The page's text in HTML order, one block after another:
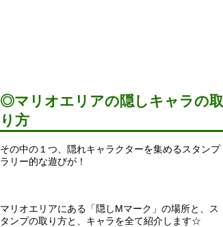
◎マリオエリアの隠しキャラの取
り方
その中の１つ、隠れキャラクターを集めるスタンプ
ラリー的な遊びが！
マリオエリアにある「隠しMマーク」の場所と、ス
タンプの取り方と、キャラを全て紹介します☆